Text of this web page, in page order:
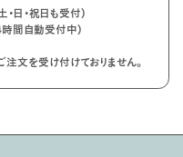
日・祝日も受付）
間自動受付中）
文を受け付けておりません。